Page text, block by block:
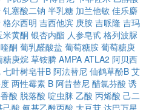
钆塞酸二钠 半乳糖 加兰他敏 佳乐麝
格尔西明 吉西他滨 庚胺 吉哌隆 吉玛
米黄酮 银杏内酯 人参皂甙 格列波脲
酮 葡乳醛酸盐 葡萄糖胺 葡萄糖庚
糖庚烷 草铵膦 AMPA ATLA2 阿贝西
七叶树皂苷B 阿法替尼 仙鹤草酚B 艾
两性霉素 B 阿昔替尼 醋氯芬酸 诱
酸 脱落酸 啶虫脒 乙酸 丙烯酸 己二
己酸 氨基乙酰丙酸 大豆苷 达巴万星